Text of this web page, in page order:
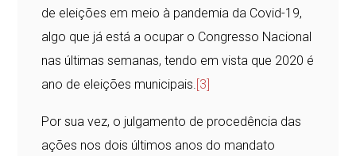
de eleições em meio à pandemia da Covid-19,
algo que já está a ocupar o Congresso Nacional
nas últimas semanas, tendo em vista que 2020 é
ano de eleições municipais. [3]
Por sua vez, o julgamento de procedência das
ações nos dois últimos anos do mandato